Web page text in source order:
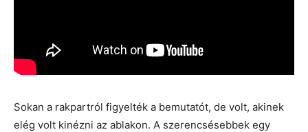
Sokan a rakpartról figyelték a bemutatót, de volt, akinek
elég volt kinézni az ablakon. A szerencsésebbek egy